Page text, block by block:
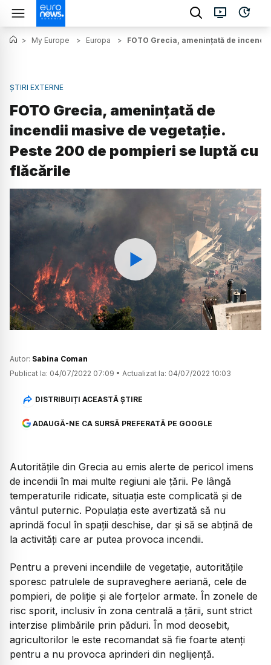
> My Europe > Europa > FOTO Grecia, amenințată de
ȘTIRI EXTERNE
FOTO Grecia, amenințată de
incendii masive de vegetație.
Peste 200 de pompieri se luptă cu
flăcările
Watch
Autor: Sabina Coman
Publicat la: 04/07/2022 07:09 • Actualizat la: 04/07/2022 10:03
DISTRIBUIȚI ACEASTĂ ȘTIRE
ADAUGĂ-NE CA SURSĂ PREFERATĂ PE GOOGLE
Autoritățile din Grecia au emis alerte de pericol imens
de incendii în mai multe regiuni ale țării. Pe lângă
temperaturile ridicate, situația este complicată și de
vântul puternic. Populația este avertizată să nu
aprindă focul în spații deschise, dar și să se abțină de
la activități care ar putea provoca incendii.
Pentru a preveni incendiile de vegetație, autoritățile
sporesc patrulele de supraveghere aeriană, cele de
pompieri, de poliție și ale forțelor armate. În zonele de
risc sporit, inclusiv în zona centrală a țării, sunt strict
interzise plimbările prin păduri. În mod deosebit,
agricultorilor le este recomandat să fie foarte atenți
pentru a nu provoca aprinderi din neglijență.